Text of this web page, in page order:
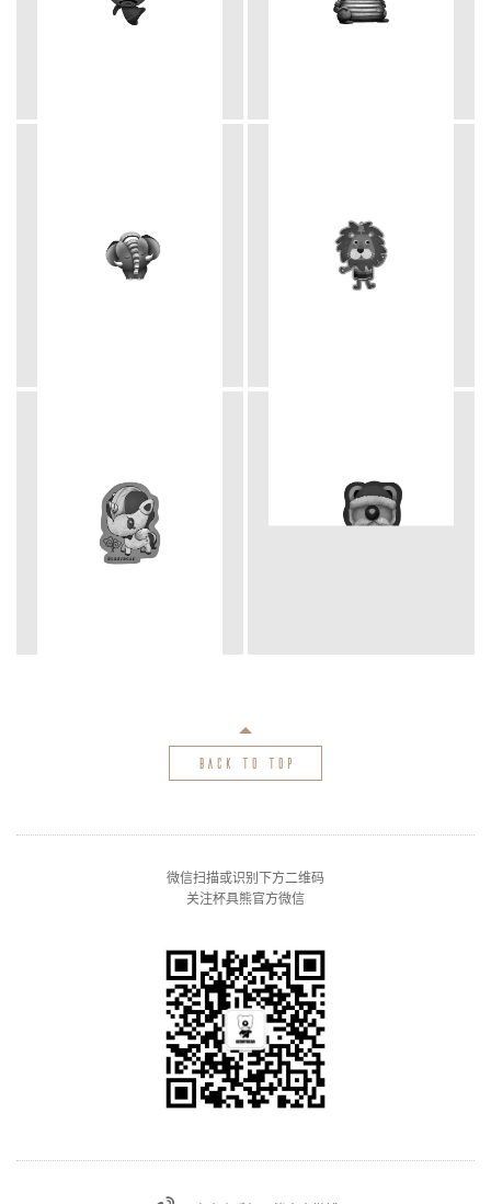
back to top
微信扫描或识别下方二维码
关注杯具熊官方微信